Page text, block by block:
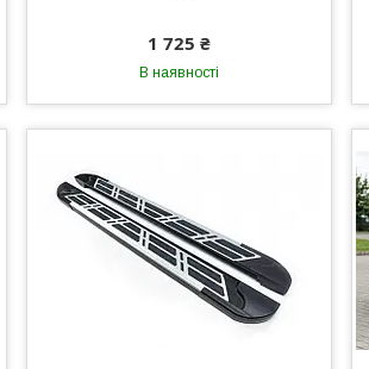
1 725 ₴
В наявності